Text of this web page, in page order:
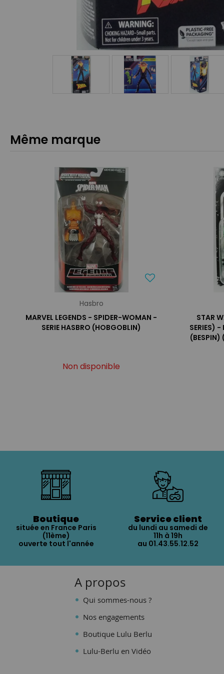
Même marque
Hasbro
MARVEL LEGENDS - SPIDER-WOMAN -
SERIE HASBRO (HOBGOBLIN)
Non disponible
STAR
SERIES) -
(BESPIN)
Boutique
située en France Paris
(11ème)
ouverte tout l'année
Service client
du lundi au samedi de
11h à 19h
au 01.43.55.12.52
A propos
Qui sommes-nous ?
Nos engagements
Boutique Lulu Berlu
Lulu-Berlu en Vidéo